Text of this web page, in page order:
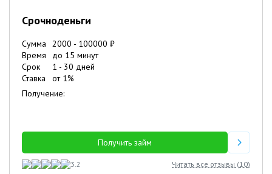
Срочноденьги
Сумма 2000 - 100000 ₽
Время
до 15 минут
Срок
1 - 30 дней
Ставка
от 1%
Получение:
Получить займ
3.2 Читать все отзывы (10)